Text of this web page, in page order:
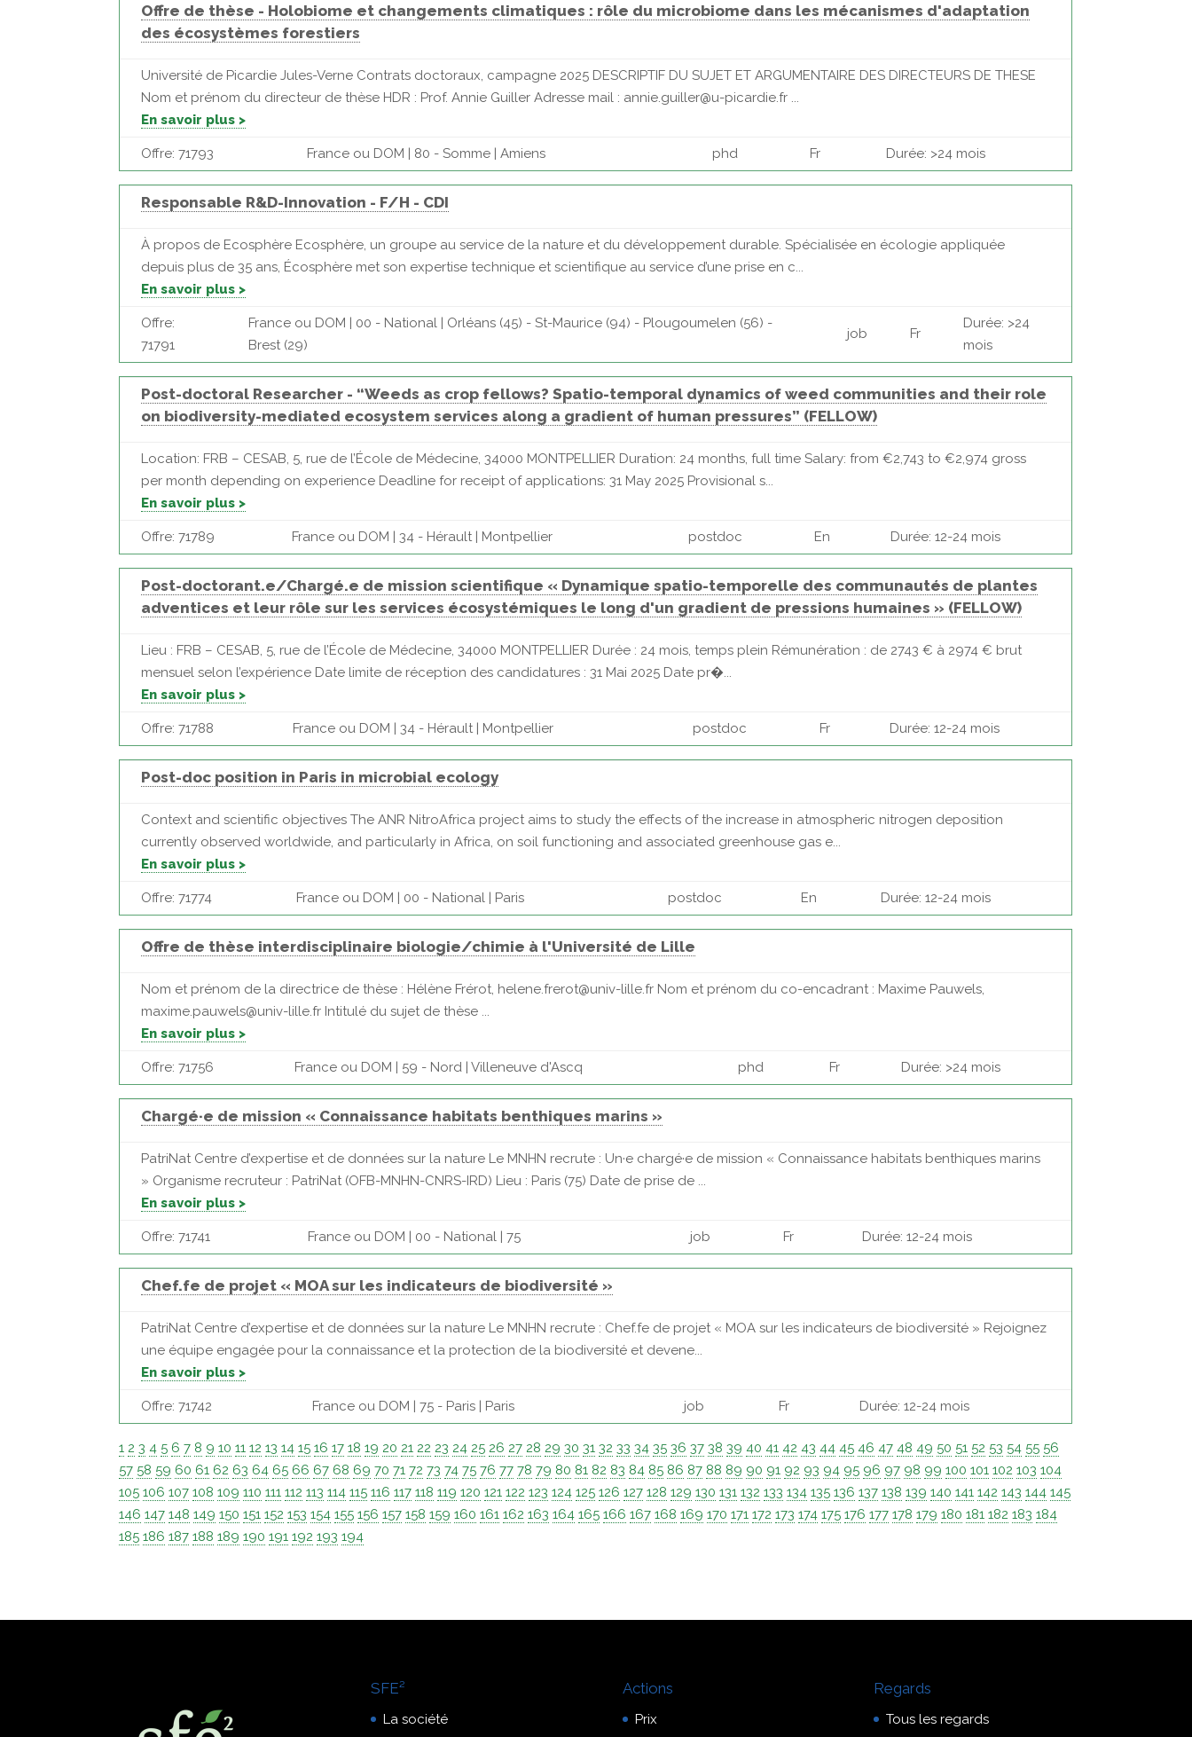
Offre de thèse - Holobiome et changements climatiques : rôle du microbiome dans les mécanismes d'adaptation
des écosystèmes forestiers
Université de Picardie Jules-Verne Contrats doctoraux, campagne 2025 DESCRIPTIF DU SUJET ET ARGUMENTAIRE DES DIRECTEURS DE THESE
Nom et prénom du directeur de thèse HDR : Prof. Annie Guiller Adresse mail : annie.guiller@u-picardie.fr ...
En savoir plus >
Offre: 71793 France ou DOM | 80 - Somme | Amiens phd Fr Durée: >24 mois
Responsable R&D-Innovation - F/H - CDI
À propos de Ecosphère Ecosphère, un groupe au service de la nature et du développement durable. Spécialisée en écologie appliquée
depuis plus de 35 ans, Écosphère met son expertise technique et scientifique au service d’une prise en c...
En savoir plus >
Offre:
71791
France ou DOM | 00 - National | Orléans (45) - St-Maurice (94) - Plougoumelen (56) -
Brest (29)
job Fr
Durée: >24
mois
Post-doctoral Researcher - “Weeds as crop fellows? Spatio-temporal dynamics of weed communities and their role
on biodiversity-mediated ecosystem services along a gradient of human pressures” (FELLOW)
Location: FRB – CESAB, 5, rue de l’École de Médecine, 34000 MONTPELLIER Duration: 24 months, full time Salary: from €2,743 to €2,974 gross
per month depending on experience Deadline for receipt of applications: 31 May 2025 Provisional s...
En savoir plus >
Offre: 71789 France ou DOM | 34 - Hérault | Montpellier postdoc En Durée: 12-24 mois
Post-doctorant.e/Chargé.e de mission scientifique « Dynamique spatio-temporelle des communautés de plantes
adventices et leur rôle sur les services écosystémiques le long d'un gradient de pressions humaines » (FELLOW)
Lieu : FRB – CESAB, 5, rue de l’École de Médecine, 34000 MONTPELLIER Durée : 24 mois, temps plein Rémunération : de 2743 € à 2974 € brut
mensuel selon l’expérience Date limite de réception des candidatures : 31 Mai 2025 Date pr�...
En savoir plus >
Offre: 71788 France ou DOM | 34 - Hérault | Montpellier postdoc Fr Durée: 12-24 mois
Post-doc position in Paris in microbial ecology
Context and scientific objectives The ANR NitroAfrica project aims to study the effects of the increase in atmospheric nitrogen deposition
currently observed worldwide, and particularly in Africa, on soil functioning and associated greenhouse gas e...
En savoir plus >
Offre: 71774 France ou DOM | 00 - National | Paris postdoc En Durée: 12-24 mois
Offre de thèse interdisciplinaire biologie/chimie à l'Université de Lille
Nom et prénom de la directrice de thèse : Hélène Frérot, helene.frerot@univ-lille.fr Nom et prénom du co-encadrant : Maxime Pauwels,
maxime.pauwels@univ-lille.fr Intitulé du sujet de thèse ...
En savoir plus >
Offre: 71756 France ou DOM | 59 - Nord | Villeneuve d'Ascq phd Fr Durée: >24 mois
Chargé·e de mission « Connaissance habitats benthiques marins »
PatriNat Centre d’expertise et de données sur la nature Le MNHN recrute : Un·e chargé·e de mission « Connaissance habitats benthiques marins
» Organisme recruteur : PatriNat (OFB-MNHN-CNRS-IRD) Lieu : Paris (75) Date de prise de ...
En savoir plus >
Offre: 71741 France ou DOM | 00 - National | 75 job Fr Durée: 12-24 mois
Chef.fe de projet « MOA sur les indicateurs de biodiversité »
PatriNat Centre d’expertise et de données sur la nature Le MNHN recrute : Chef.fe de projet « MOA sur les indicateurs de biodiversité » Rejoignez
une équipe engagée pour la connaissance et la protection de la biodiversité et devene...
En savoir plus >
Offre: 71742 France ou DOM | 75 - Paris | Paris job Fr Durée: 12-24 mois
1 2 3 4 5 6 7 8 9 10 11 12 13 14 15 16 17 18 19 20 21 22 23 24 25 26 27 28 29 30 31 32 33 34 35 36 37 38 39 40 41 42 43 44 45 46 47 48 49 50 51 52 53 54 55 56
57 58 59 60 61 62 63 64 65 66 67 68 69 70 71 72 73 74 75 76 77 78 79 80 81 82 83 84 85 86 87 88 89 90 91 92 93 94 95 96 97 98 99 100 101 102 103 104
105 106 107 108 109 110 111 112 113 114 115 116 117 118 119 120 121 122 123 124 125 126 127 128 129 130 131 132 133 134 135 136 137 138 139 140 141 142 143 144 145
146 147 148 149 150 151 152 153 154 155 156 157 158 159 160 161 162 163 164 165 166 167 168 169 170 171 172 173 174 175 176 177 178 179 180 181 182 183 184
185 186 187 188 189 190 191 192 193 194
SFE²
La société
Actions
Prix
Regards
Tous les regards